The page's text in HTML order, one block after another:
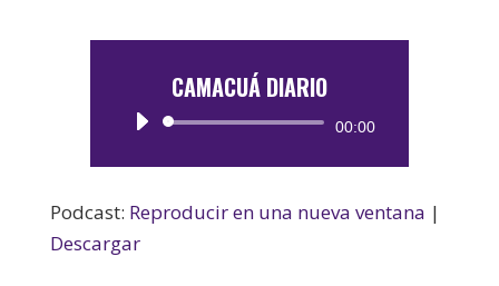
CAMACUÁ DIARIO
Reproductor
00:00
Podcast: Reproducir en una nueva ventana |
Descargar